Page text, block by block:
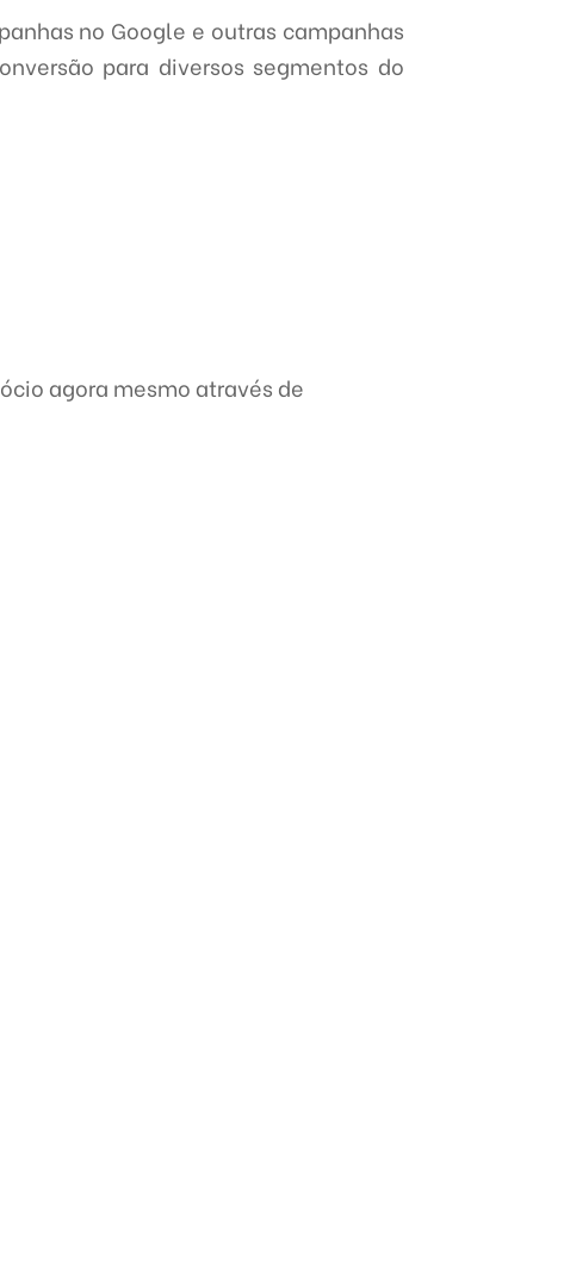
no Google e outras campanhas
para diversos segmentos do
agora mesmo através de